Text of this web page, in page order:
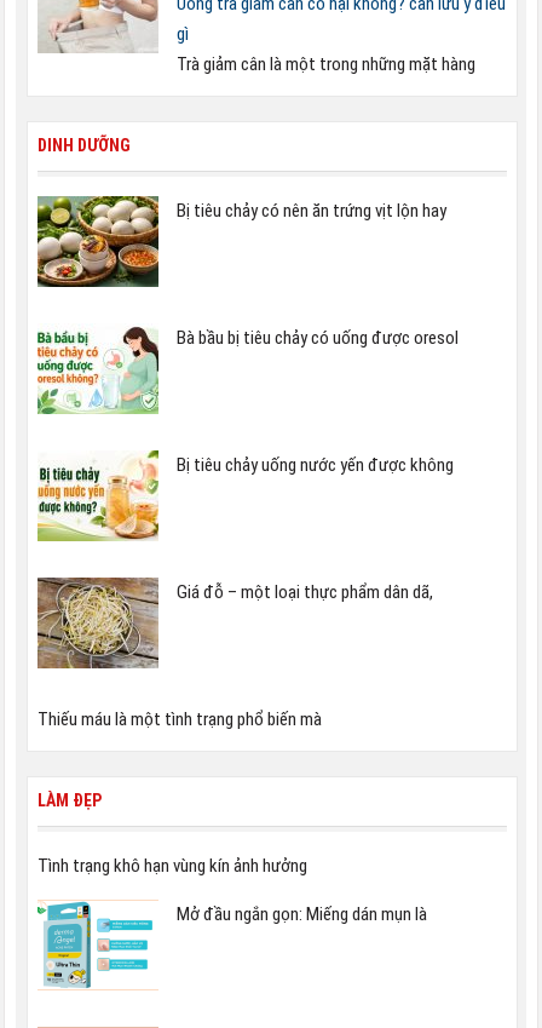
gì
Trà giảm cân là một trong những mặt hàng
DINH DƯỠNG
Bị tiêu chảy có nên ăn trứng vịt lộn hay
Bà bầu bị tiêu chảy có uống được oresol
Bị tiêu chảy uống nước yến được không
Giá đỗ – một loại thực phẩm dân dã,
Thiếu máu là một tình trạng phổ biến mà
LÀM ĐẸP
Tình trạng khô hạn vùng kín ảnh hưởng
Mở đầu ngắn gọn: Miếng dán mụn là